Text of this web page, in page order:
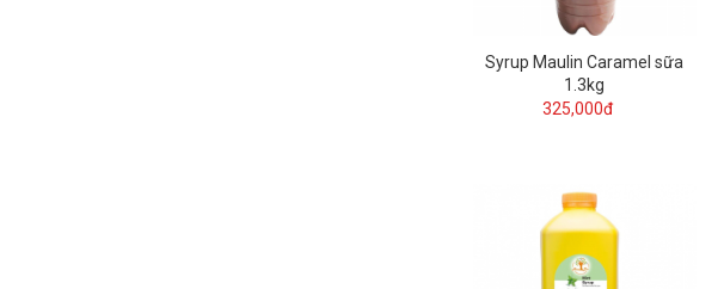
Syrup Maulin Caramel sữa
1.3kg
325,000đ